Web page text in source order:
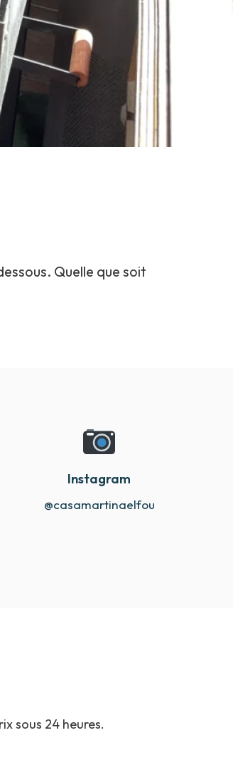
Quelle que soit
Instagram
@casamartinaelfou
sous 24 heures.